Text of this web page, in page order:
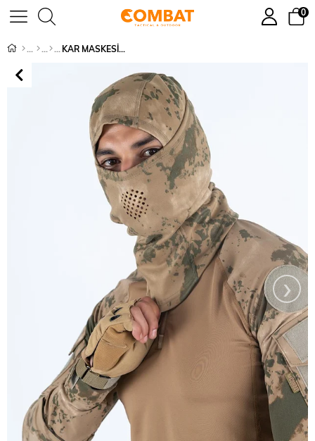
0
KAR MASKESİ BALAKLAVA İNTER KAMUFLAJ - 041
›